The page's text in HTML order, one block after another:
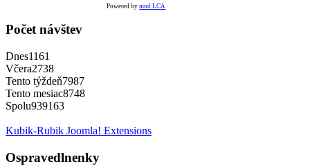
Powered bymod LCA
Počet návštev
Dnes1161
Včera2738
Tento týždeň7987
Tento mesiac8748
Spolu939163
Kubik-Rubik Joomla! Extensions
Ospravedlnenky